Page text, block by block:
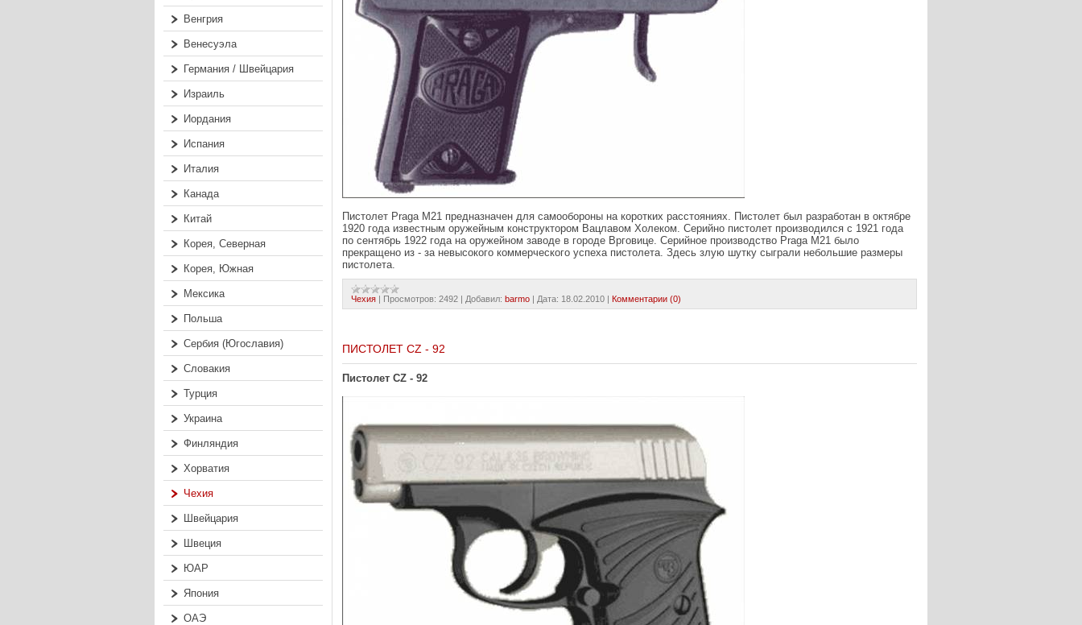
Венгрия
Венесуэла
Германия / Швейцария
Израиль
Иордания
Испания
Италия
Канада
Китай
Корея, Северная
Корея, Южная
Мексика
Польша
Сербия (Югославия)
Словакия
Турция
Украина
Финляндия
Хорватия
Чехия
Швейцария
Швеция
ЮАР
Япония
ОАЭ
Пистолет Praga M21 предназначен для самообороны на коротких расстояниях. Пистолет был разработан в октябре
1920 года известным оружейным конструктором Вацлавом Холеком. Серийно пистолет производился с 1921 года
по сентябрь 1922 года на оружейном заводе в городе Врговице. Серийное производство Praga M21 было
прекращено из - за невысокого коммерческого успеха пистолета. Здесь злую шутку сыграли небольшие размеры
пистолета.
Чехия | Просмотров: 2492 | Добавил: barmo | Дата: 18.02.2010 | Комментарии (0)
ПИСТОЛЕТ CZ - 92
Пистолет CZ - 92